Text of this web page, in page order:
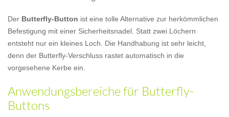
Der Butterfly-Button ist eine tolle Alternative zur herkömmlichen
Befestigung mit einer Sicherheitsnadel. Statt zwei Löchern
entsteht nur ein kleines Loch. Die Handhabung ist sehr leicht,
denn der Butterfly-Verschluss rastet automatisch in die
vorgesehene Kerbe ein.
Anwendungsbereiche für Butterfly-
Buttons